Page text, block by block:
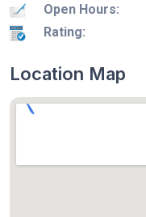
Open Hours:
Rating:
Location Map